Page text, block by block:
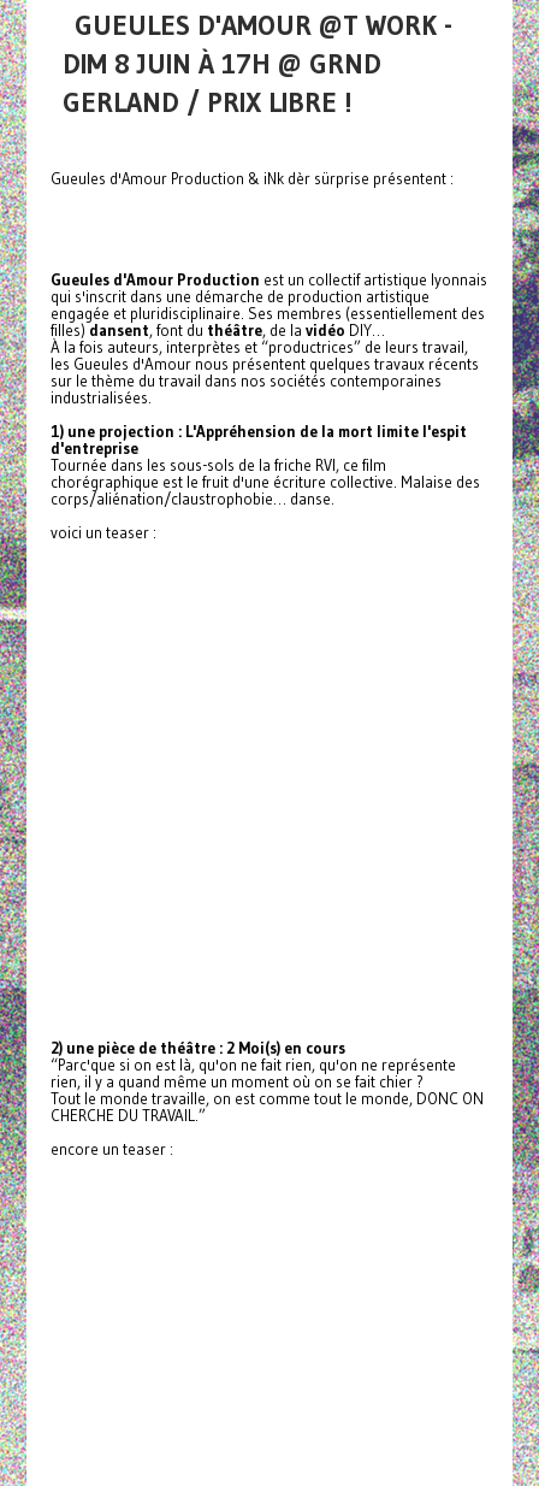
GUEULES D'AMOUR @T WORK -
DIM 8 JUIN À 17H @ GRND
GERLAND / PRIX LIBRE !
Gueules d'Amour Production & iNk dèr sürprise présentent :
Gueules d'Amour Production est un collectif artistique lyonnais
qui s'inscrit dans une démarche de production artistique
engagée et pluridisciplinaire. Ses membres (essentiellement des
filles) dansent, font du théâtre, de la vidéo DIY…
À la fois auteurs, interprètes et “productrices” de leurs travail,
les Gueules d'Amour nous présentent quelques travaux récents
sur le thème du travail dans nos sociétés contemporaines
industrialisées.
1) une projection : L'Appréhension de la mort limite l'espit
d'entreprise
Tournée dans les sous-sols de la friche RVI, ce film
chorégraphique est le fruit d'une écriture collective. Malaise des
corps/aliénation/claustrophobie… danse.
voici un teaser :
2) une pièce de théâtre : 2 Moi(s) en cours
“Parc'que si on est là, qu'on ne fait rien, qu'on ne représente
rien, il y a quand même un moment où on se fait chier ?
Tout le monde travaille, on est comme tout le monde, DONC ON
CHERCHE DU TRAVAIL.”
encore un teaser :